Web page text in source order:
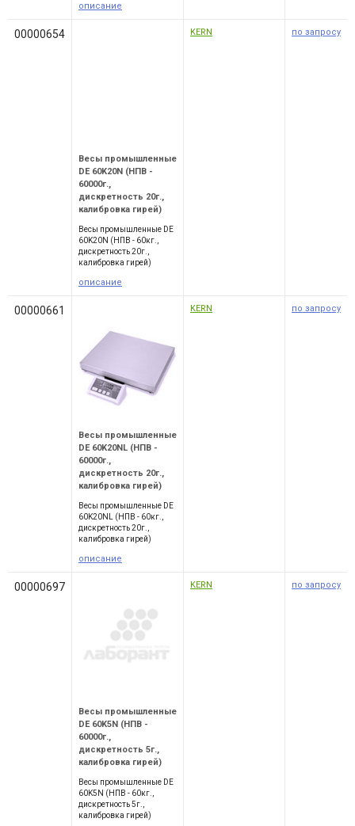
описание
00000654
Весы промышленные
DE 60K20N (НПВ -
60000г.,
дискретность 20г.,
калибровка гирей)
Весы промышленные DE
60K20N (НПВ - 60кг.,
дискретность 20г.,
калибровка гирей)
описание
KERN по запросу
00000661
Весы промышленные
DE 60K20NL (НПВ -
60000г.,
дискретность 20г.,
калибровка гирей)
Весы промышленные DE
60K20NL (НПВ - 60кг.,
дискретность 20г.,
калибровка гирей)
описание
KERN по запросу
00000697
Весы промышленные
DE 60K5N (НПВ -
60000г.,
дискретность 5г.,
калибровка гирей)
Весы промышленные DE
60K5N (НПВ - 60кг.,
дискретность 5г.,
калибровка гирей)
KERN по запросу